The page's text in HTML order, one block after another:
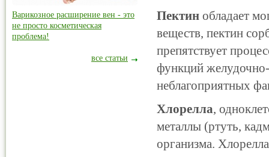
Пектин обладает
веществ, пектин
препятствует
функций
неблагоприятных
Хлорелла,
металлы (ртуть,
организма.
Варикозное расширение вен - это
не просто косметическая
проблема!
все статьи